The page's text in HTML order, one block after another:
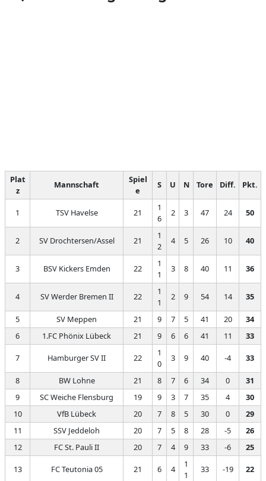
Plat
z
Mannschaft
Spiel
e
S U N Tore Diff. Pkt.
1 TSV Havelse 21
1
6
2 3 47 24 50
2 SV Drochtersen/Assel 21
1
2
4 5 26 10 40
3 BSV Kickers Emden 22
1
1
3 8 40 11 36
4 SV Werder Bremen II 22
1
1
2 9 54 14 35
5 SV Meppen 21 9 7 5 41 20
34
6
1.FC Phönix Lübeck 21 9 6 6 41 11 33
7 Hamburger SV II 22
1
0
3 9 40 -4 33
8 BW Lohne 21 8 7 6 34 0
31
9
SC Weiche Flensburg 19 9 3 7 35 4
30
10
VfB Lübeck 20 7 8 5 30 0
29
11
SSV Jeddeloh 20 7 5 8 28 -5
26
12
FC St. Pauli II 20 7 4 9 33 -6 25
13 FC Teutonia 05 21 6 4
1
1
33 -19 22